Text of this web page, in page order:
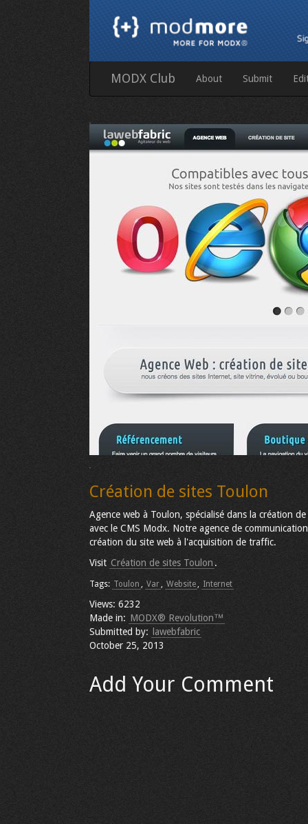
MODX Club About Submit
Création de sites Toulon
Agence web à Toulon, spécialisé dans la création
avec le CMS Modx. Notre agence de
création du site web à l'acquisition de traffic.
Visit Création de sites Toulon .
Tags: Toulon , Var, Website, Internet
Views: 6232
Made in: MODX® Revolution™
Submitted by:
lawebfabric
October 25, 2013
Add Your Comment